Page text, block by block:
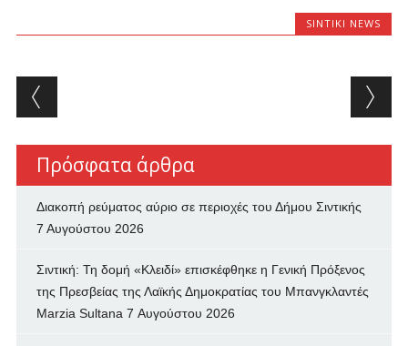
SINTIKI NEWS
Post navigation
Πρόσφατα άρθρα
Διακοπή ρεύματος αύριο σε περιοχές του Δήμου Σιντικής
7 Αυγούστου 2026
Σιντική: Τη δομή «Κλειδί» επισκέφθηκε η Γενική Πρόξενος
της Πρεσβείας της Λαϊκής Δημοκρατίας του Μπανγκλαντές
Marzia Sultana 7 Αυγούστου 2026